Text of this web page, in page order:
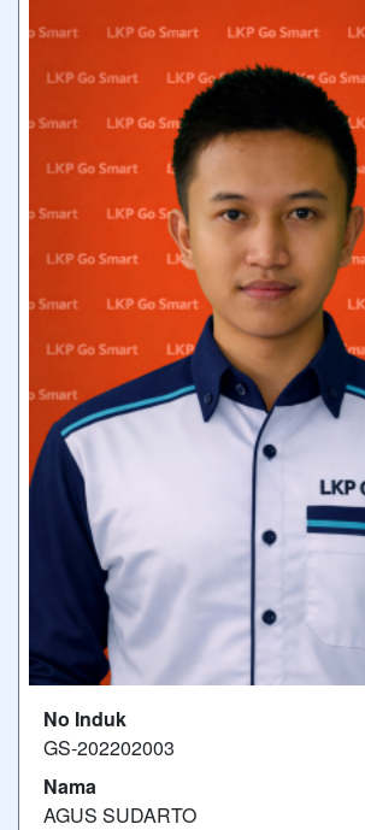
No Induk
GS-202202003
Nama
AGUS SUDARTO